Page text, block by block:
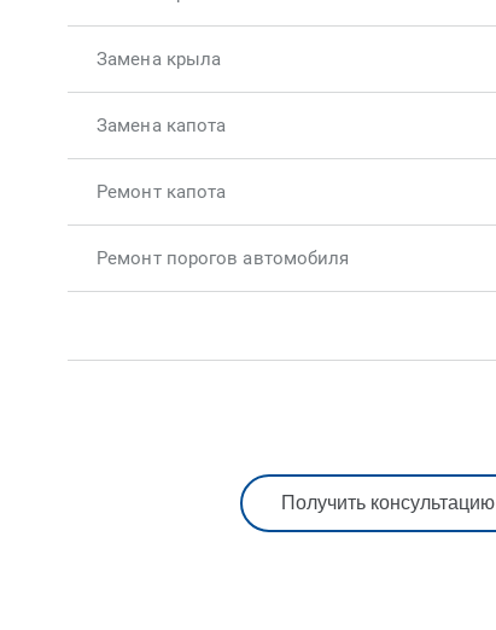
Замена крыла
Замена капота
Ремонт капота
Ремонт порогов автомобиля
Получить консультацию